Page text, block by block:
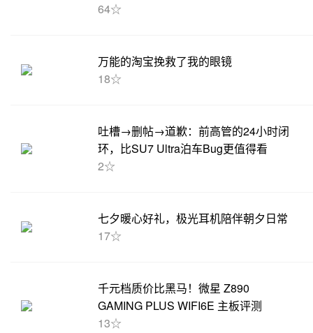
64☆
万能的淘宝挽救了我的眼镜
18☆
吐槽→删帖→道歉：前高管的24小时闭
环，比SU7 Ultra泊车Bug更值得看
2☆
七夕暖心好礼，极光耳机陪伴朝夕日常
17☆
千元档质价比黑马！微星 Z890
GAMING PLUS WIFI6E 主板评测
13☆